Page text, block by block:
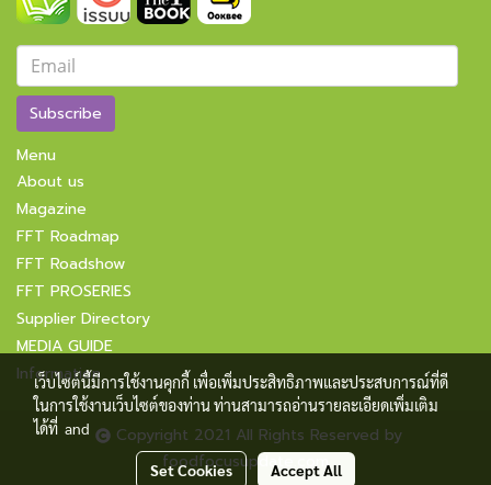
Subscribe
Menu
About us
Magazine
FFT Roadmap
FFT Roadshow
FFT PROSERIES
Supplier Directory
MEDIA GUIDE
Information
Copyright 2021 All Rights Reserved by
foodfocusupdate.com
เว็บไซต์นี้มีการใช้งานคุกกี้ เพื่อเพิ่มประสิทธิภาพและประสบการณ์ที่ดี
ในการใช้งานเว็บไซต์ของท่าน ท่านสามารถอ่านรายละเอียดเพิ่มเติม
ได้ที่ and
Set Cookies Accept All